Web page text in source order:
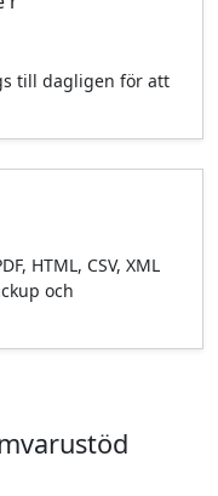
till dagligen för att
HTML, CSV, XML
och